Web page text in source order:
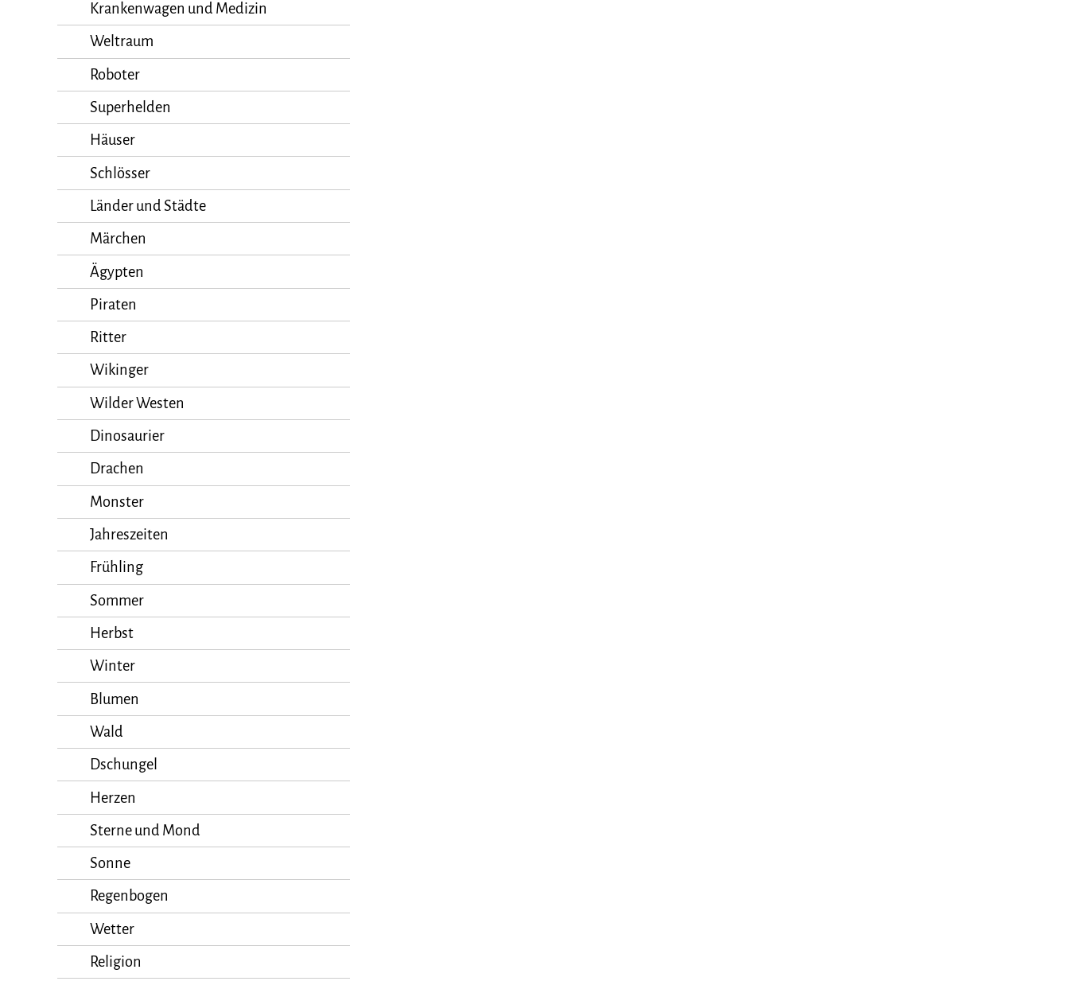
Krankenwagen und Medizin
Weltraum
Roboter
Superhelden
Häuser
Schlösser
Länder und Städte
Märchen
Ägypten
Piraten
Ritter
Wikinger
Wilder Westen
Dinosaurier
Drachen
Monster
Jahreszeiten
Frühling
Sommer
Herbst
Winter
Blumen
Wald
Dschungel
Herzen
Sterne und Mond
Sonne
Regenbogen
Wetter
Religion